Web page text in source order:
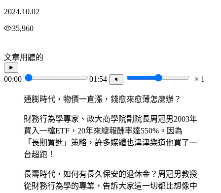
2024.10.02
35,960
文章用聽的
00:00 01:54 1
通膨時代，物價一直漲，錢愈來愈薄怎麼辦？
財務行為學專家、政大商學院副院長周冠男2003年
買入一檔ETF，20年來總報酬率達550%。因為
「長期買進」策略，許多媒體也津津樂道他買了一
台超跑！
長壽時代，如何有長久保安的退休金？周冠男教授
從財務行為學的專業，告訴大家這一切都比想像中